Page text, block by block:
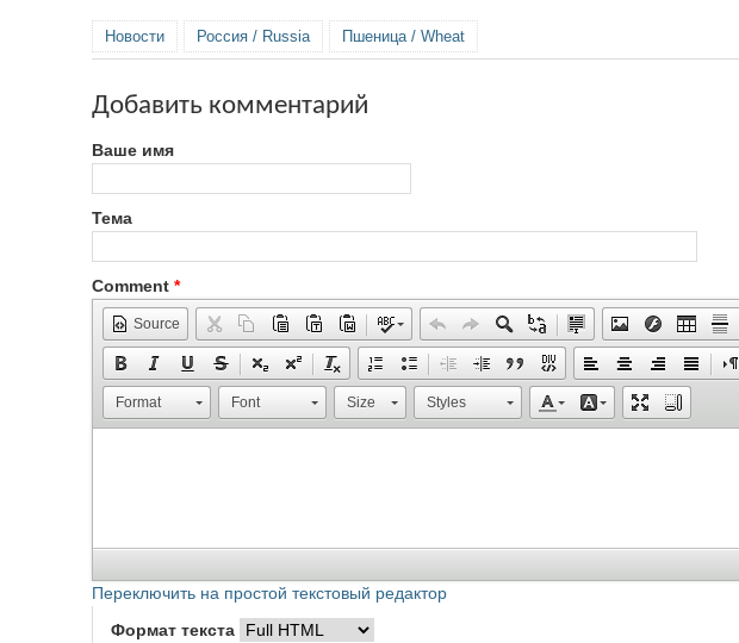
Новости Россия / Russia Пшеница / Wheat
Добавить комментарий
Ваше имя
Тема
Comment *
Source
Format Font Size Styles
Переключить на простой текстовый редактор
Формат текста